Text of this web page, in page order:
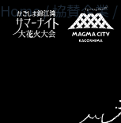
Home/協賛企業 /